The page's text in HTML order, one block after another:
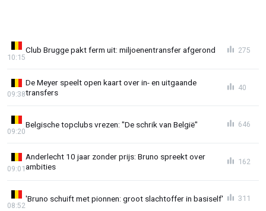
Club Brugge pakt ferm uit: miljoenentransfer afgerond
10:15
275
De Meyer speelt open kaart over in- en uitgaande
transfers
09:38
40
Belgische topclubs vrezen: "De schrik van België"
09:20
646
Anderlecht 10 jaar zonder prijs: Bruno spreekt over
ambities
09:01
162
'Bruno schuift met pionnen: groot slachtoffer in basiself'
08:52
311